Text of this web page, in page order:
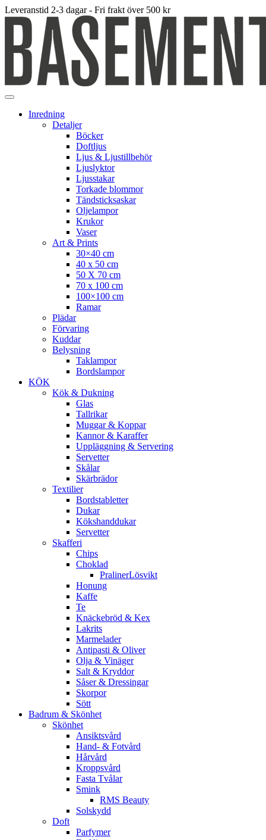
Leveranstid 2-3 dagar - Fri frakt över 500 kr
Inredning
Detaljer
Böcker
Doftljus
Ljus & Ljustillbehör
Ljuslyktor
Ljusstakar
Torkade blommor
Tändsticksaskar
Oljelampor
Krukor
Vaser
Art & Prints
30×40 cm
40 x 50 cm
50 X 70 cm
70 x 100 cm
100×100 cm
Ramar
Plädar
Förvaring
Kuddar
Belysning
Taklampor
Bordslampor
KÖK
Kök & Dukning
Glas
Tallrikar
Muggar & Koppar
Kannor & Karaffer
Uppläggning & Servering
Servetter
Skålar
Skärbrädor
Textilier
Bordstabletter
Dukar
Kökshanddukar
Servetter
Skafferi
Chips
Choklad
PralinerLösvikt
Honung
Kaffe
Te
Knäckebröd & Kex
Lakrits
Marmelader
Antipasti & Oliver
Olja & Vinäger
Salt & Kryddor
Såser & Dressingar
Skorpor
Sött
Badrum & Skönhet
Skönhet
Ansiktsvård
Hand- & Fotvård
Hårvård
Kroppsvård
Fasta Tvålar
Smink
RMS Beauty
Solskydd
Doft
Parfymer